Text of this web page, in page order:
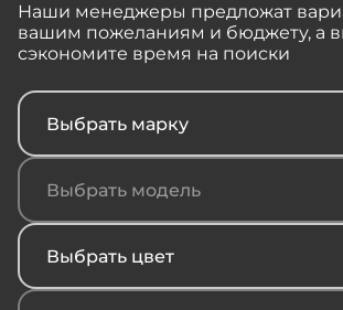
Наши менеджеры предложат
вашим пожеланиям и бюджету, а
сэкономите время на поиски
Выбрать марку
Выбрать модель
Выбрать цвет